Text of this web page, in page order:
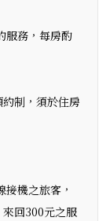
服務，每房酌
制，須於住房
機之旅客，
回300元之服